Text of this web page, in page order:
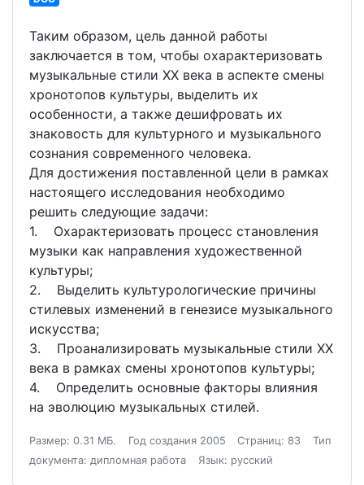
Таким образом, цель данной работы
заключается в том, чтобы охарактеризовать
музыкальные стили XX века в аспекте смены
хронотопов культуры, выделить их
особенности, а также дешифровать их
знаковость для культурного и музыкального
сознания современного человека.
Для достижения поставленной цели в рамках
настоящего исследования необходимо
решить следующие задачи:
1. Охарактеризовать процесс становления
музыки как направления художественной
культуры;
2. Выделить культурологические причины
стилевых изменений в генезисе музыкального
искусства;
3. Проанализировать музыкальные стили XX
века в рамках смены хронотопов культуры;
4. Определить основные факторы влияния
на эволюцию музыкальных стилей.
Размер: 0.31 МБ. Год создания 2005 Страниц: 83
Тип
документа: дипломная работа
Язык: русский